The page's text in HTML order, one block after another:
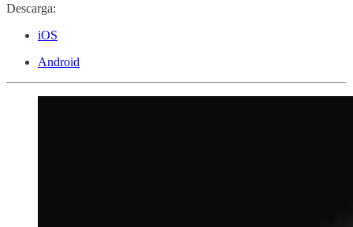
Descarga:
iOS
Android